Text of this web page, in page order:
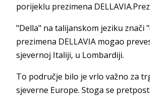
porijeklu prezimena
"Della" na talijanskom jeziku znači
prezimena DELLAVIA mogao
sjevernoj Italiji, u Lombardiji.
To područje bilo je vrlo važno za
sjeverne Europe. Stoga se